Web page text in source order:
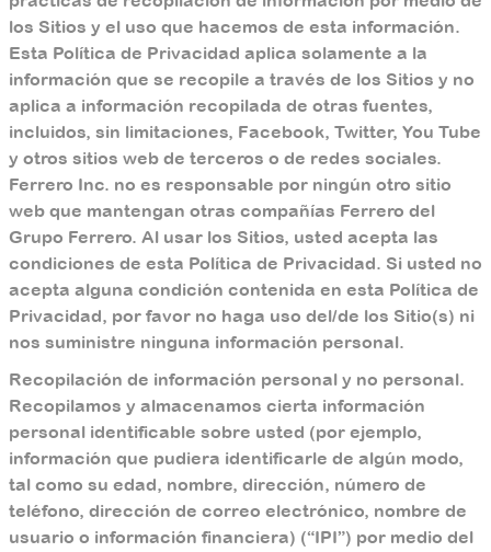
los Sitios y el uso que hacemos de esta información.
Esta Política de Privacidad aplica solamente a la
información que se recopile a través de los Sitios y no
aplica a información recopilada de otras fuentes,
incluidos, sin limitaciones, Facebook, Twitter, You Tube
y otros sitios web de terceros o de redes sociales.
Ferrero Inc. no es responsable por ningún otro sitio
web que mantengan otras compañías Ferrero del
Grupo Ferrero. Al usar los Sitios, usted acepta las
condiciones de esta Política de Privacidad. Si usted no
acepta alguna condición contenida en esta Política de
Privacidad, por favor no haga uso del/de los Sitio(s) ni
nos suministre ninguna información personal.
Recopilación de información personal y no personal.
Recopilamos y almacenamos cierta información
personal identificable sobre usted (por ejemplo,
información que pudiera identificarle de algún modo,
tal como su edad, nombre, dirección, número de
teléfono, dirección de correo electrónico, nombre de
usuario o información financiera) (“IPI”) por medio del